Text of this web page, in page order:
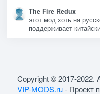
The Fire Redux
этот мод хоть на
поддерживает
Copyright © 2017-2022.
VIP-MODS.ru- Проект